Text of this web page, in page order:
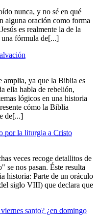
nunca, y no sé en qué
alguna oración como forma
es realmente la de la
una fórmula de[...]
amplia, ya que la Biblia es
ella habla de rebelión,
lógicos en una historia
cómo la Biblia
de[...]
por la liturgia a Cristo
veces recoge detallitos de
se nos pasan. Éste resulta
historia: Parte de un oráculo
siglo VIII) que declara que
santo? ¿en domingo